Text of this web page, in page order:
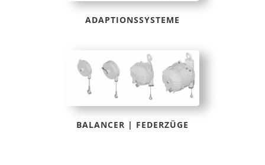
ADAPTIONSSYSTEME
BALANCER | FEDERZÜGE